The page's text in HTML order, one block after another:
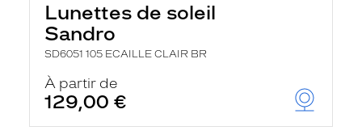
Lunettes de soleil
Sandro
SD6051 105 ECAILLE CLAIR BR
À partir de
129,00 €